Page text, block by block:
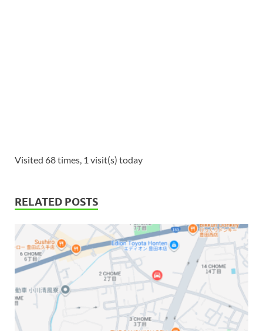
Visited 68 times, 1 visit(s) today
RELATED POSTS